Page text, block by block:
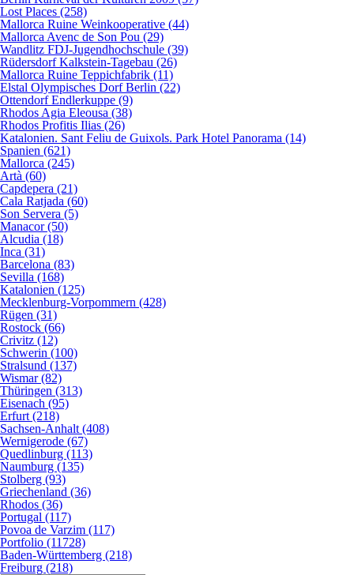
Lost Places (258)
Mallorca Ruine Weinkooperative (44)
Mallorca Avenc de Son Pou (29)
Wandlitz FDJ-Jugendhochschule (39)
Rüdersdorf Kalkstein-Tagebau (26)
Mallorca Ruine Teppichfabrik (11)
Elstal Olympisches Dorf Berlin (22)
Ottendorf Endlerkuppe (9)
Rhodos Agia Eleousa (38)
Rhodos Profitis Ilias (26)
Katalonien. Sant Feliu de Guixols. Park Hotel Panorama (14)
Spanien (621)
Mallorca (245)
Artà (60)
Capdepera (21)
Cala Ratjada (60)
Son Servera (5)
Manacor (50)
Alcudia (18)
Inca (31)
Barcelona (83)
Sevilla (168)
Katalonien (125)
Mecklenburg-Vorpommern (428)
Rügen (31)
Rostock (66)
Crivitz (12)
Schwerin (100)
Stralsund (137)
Wismar (82)
Thüringen (313)
Eisenach (95)
Erfurt (218)
Sachsen-Anhalt (408)
Wernigerode (67)
Quedlinburg (113)
Naumburg (135)
Stolberg (93)
Griechenland (36)
Rhodos (36)
Portugal (117)
Povoa de Varzim (117)
Portfolio (11728)
Baden-Württemberg (218)
Freiburg (218)